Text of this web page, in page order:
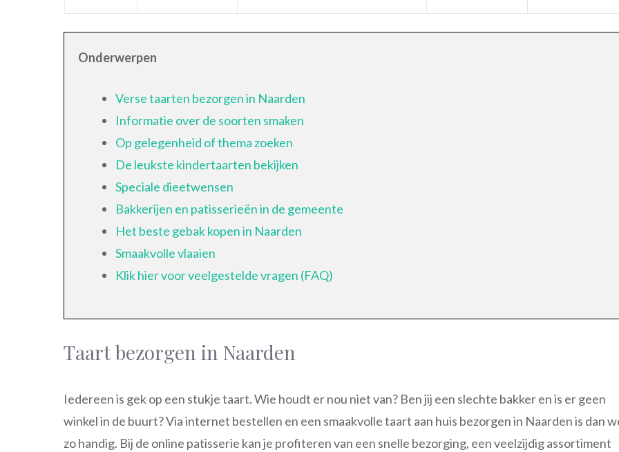
Onderwerpen
Verse taarten bezorgen in Naarden
Informatie over de soorten smaken
Op gelegenheid of thema zoeken
De leukste kindertaarten bekijken
Speciale dieetwensen
Bakkerijen en patisserieën in de gemeente
Het beste gebak kopen in Naarden
Smaakvolle vlaaien
Klik hier voor veelgestelde vragen (FAQ)
Taart bezorgen in Naarden
Iedereen is gek op een stukje taart. Wie houdt er nou niet van? Ben jij een slechte bakker en is er geen
winkel in de buurt? Via internet bestellen en een smaakvolle taart aan huis bezorgen in Naarden is dan
zo handig. Bij de online patisserie kan je profiteren van een snelle bezorging, een veelzijdig assortiment